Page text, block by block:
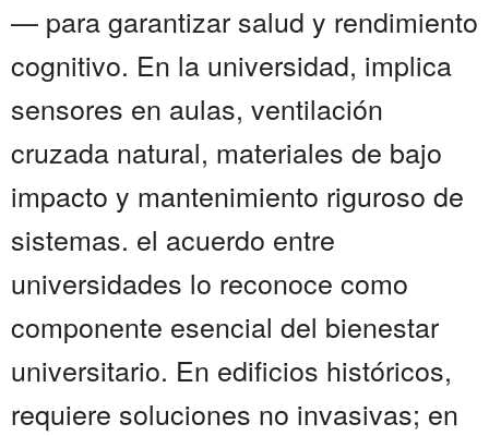
— para garantizar salud y rendimiento
cognitivo. En la universidad, implica
sensores en aulas, ventilación
cruzada natural, materiales de bajo
impacto y mantenimiento riguroso de
sistemas. el acuerdo entre
universidades lo reconoce como
componente esencial del bienestar
universitario. En edificios históricos,
requiere soluciones no invasivas; en